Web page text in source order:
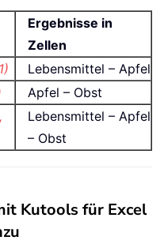
Ergebnisse in
Zellen
Lebensmittel – Apfel
Apfel – Obst
Lebensmittel – Apfel
– Obst
Kutools für Excel